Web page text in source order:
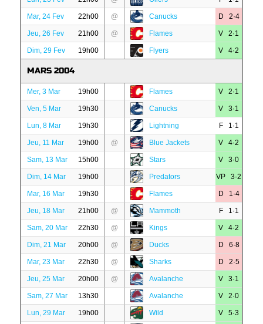
Mar, 24 Fev 22h00 @ Canucks D 2·4
Jeu, 26 Fev 21h00 @ Flames V 2·1
Dim, 29 Fev 19h00 Flyers V 4·2
MARS 2004
Mer, 3 Mar 19h00 Flames V 2·1
Ven, 5 Mar 19h30 Canucks V 3·1
Lun, 8 Mar 19h30 Lightning F 1·1
Jeu, 11 Mar 19h00 @ Blue Jackets V 4·2
Sam, 13 Mar 15h00 Stars V 3·0
Dim, 14 Mar 19h00 Predators VP 3·2
Mar, 16 Mar 19h30 Flames D 1·4
Jeu, 18 Mar 21h00 @ Mammoth F 1·1
Sam, 20 Mar 22h30 @ Kings V 4·2
Dim, 21 Mar 20h00 @ Ducks D 6·8
Mar, 23 Mar 22h30 @ Sharks D 2·5
Jeu, 25 Mar 20h00 @ Avalanche V 3·1
Sam, 27 Mar 13h30 Avalanche V 2·0
Lun, 29 Mar 19h00 Wild V 5·3